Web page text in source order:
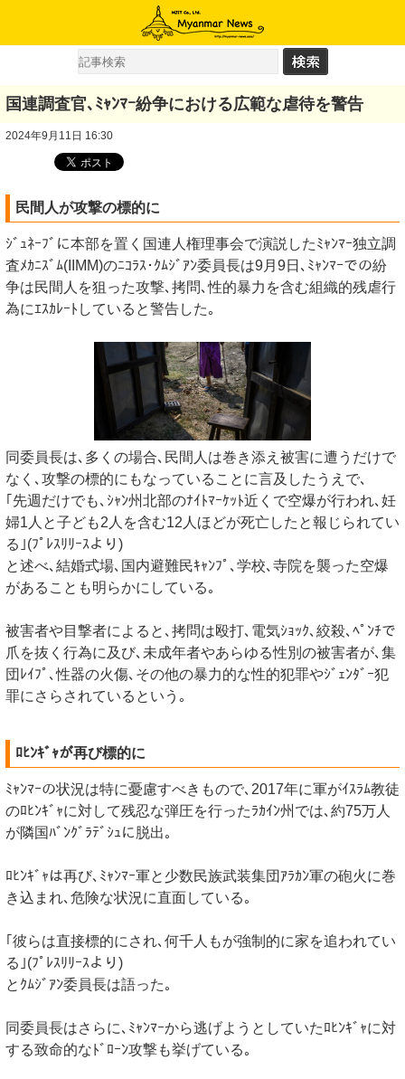
国連調査官､ﾐｬﾝﾏｰ紛争における広範な虐待を警告
2024年9月11日 16:30
民間人が攻撃の標的に
ｼﾞｭﾈｰﾌﾞに本部を置く国連人権理事会で演説したﾐｬﾝﾏｰ独立調
査ﾒｶﾆｽﾞﾑ(IIMM)のﾆｺﾗｽ･ｸﾑｼﾞｱﾝ委員長は9月9日､ﾐｬﾝﾏｰでの紛
争は民間人を狙った攻撃､拷問､性的暴力を含む組織的残虐行
為にｴｽｶﾚｰﾄしていると警告した｡
同委員長は､多くの場合､民間人は巻き添え被害に遭うだけで
なく､攻撃の標的にもなっていることに言及したうえで､
｢先週だけでも､ｼｬﾝ州北部のﾅｲﾄﾏｰｹｯﾄ近くで空爆が行われ､妊
婦1人と子ども2人を含む12人ほどが死亡したと報じられてい
る｣(ﾌﾟﾚｽﾘﾘｰｽより)
と述べ､結婚式場､国内避難民ｷｬﾝﾌﾟ､学校､寺院を襲った空爆
があることも明らかにしている｡
被害者や目撃者によると､拷問は殴打､電気ｼｮｯｸ､絞殺､ﾍﾟﾝﾁで
爪を抜く行為に及び､未成年者やあらゆる性別の被害者が､集
団ﾚｲﾌﾟ､性器の火傷､その他の暴力的な性的犯罪やｼﾞｪﾝﾀﾞｰ犯
罪にさらされているという｡
ﾛﾋﾝｷﾞｬが再び標的に
ﾐｬﾝﾏｰの状況は特に憂慮すべきもので､2017年に軍がｲｽﾗﾑ教徒
のﾛﾋﾝｷﾞｬに対して残忍な弾圧を行ったﾗｶｲﾝ州では､約75万人
が隣国ﾊﾞﾝｸﾞﾗﾃﾞｼｭに脱出｡
ﾛﾋﾝｷﾞｬは再び､ﾐｬﾝﾏｰ軍と少数民族武装集団ｱﾗｶﾝ軍の砲火に巻
き込まれ､危険な状況に直面している｡
｢彼らは直接標的にされ､何千人もが強制的に家を追われてい
る｣(ﾌﾟﾚｽﾘﾘｰｽより)
とｸﾑｼﾞｱﾝ委員長は語った｡
同委員長はさらに､ﾐｬﾝﾏｰから逃げようとしていたﾛﾋﾝｷﾞｬに対
する致命的なﾄﾞﾛｰﾝ攻撃も挙げている｡